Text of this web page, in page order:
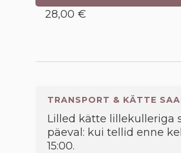
28,00 €
TRANSPORT & KÄTTE
Lilled kätte lillekulleriga
päeval: kui tellid enne
15:00.